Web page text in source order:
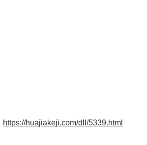
https://huajiakeji.com/dll/5339.html